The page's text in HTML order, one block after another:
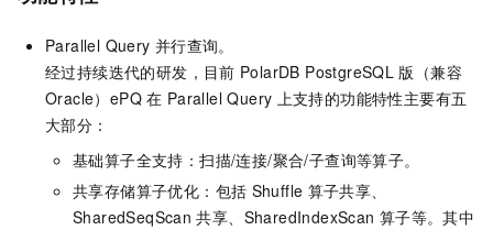
Parallel Query 并行查询。
经过持续迭代的研发，目前 PolarDB PostgreSQL 版（兼容
Oracle） ePQ 在 Parallel Query 上支持的功能特性主要有五
大部分：
基础算子全支持：扫描/连接/聚合/子查询等算子。
共享存储算子优化：包括 Shuffle 算子共享、
SharedSeqScan 共享、SharedIndexScan 算子等。其中